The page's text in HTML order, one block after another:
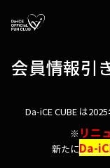
会員情報引
Da-iCE CUBE は
※ リニ
新たにDa-